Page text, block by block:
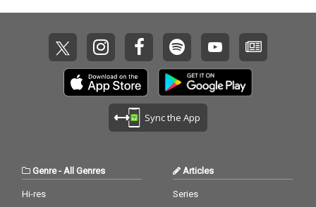
Sync the App
Genre-All Genres
Hi-res
Articles
Series